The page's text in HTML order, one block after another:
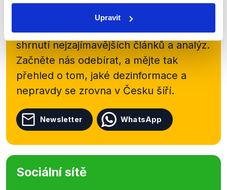
Upravit
newsletteru nebowhatsappového
kanálu, kde pravidelně přinášíme
shrnutí nejzajímavějších článků a analýz.
Začněte nás odebírat, a mějte tak
přehled o tom, jaké dezinformace a
nepravdy se zrovna v Česku šíří.
Newsletter WhatsApp
Sociální sítě